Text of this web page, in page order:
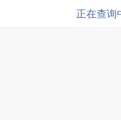
正在查询